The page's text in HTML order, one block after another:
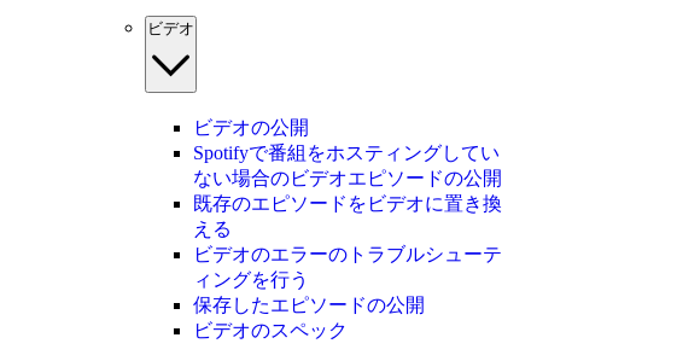
ビデオ
ビデオの公開
Spotifyで番組をホスティングしてい
ない場合のビデオエピソードの公開
既存のエピソードをビデオに置き換
える
ビデオのエラーのトラブルシューテ
ィングを行う
保存したエピソードの公開
ビデオのスペック